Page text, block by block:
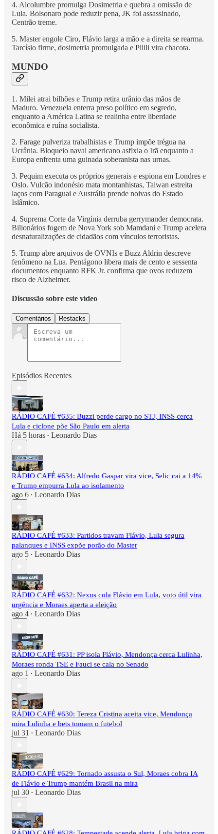
4. Alcolumbre promulga Dosimetria e quebra a omissão de
Lula. Bolsonaro pode reduzir pena, JK foi assassinado,
Centrão treme.
5. Master engole Ciro, Flávio larga a mão e a direita se rearma.
Tarcísio firme, dosimetria promulgada e Pilili vira chacota.
MUNDO
1. Milei atrai bilhões e Trump retira urânio das mãos de
Maduro. Venezuela enterra preso político em segredo,
enquanto a América Latina se realinha entre liberdade
econômica e ruína socialista.
2. Farage pulveriza trabalhistas e Trump impõe trégua na
Ucrânia. Bloqueio naval americano asfixia o Irã enquanto a
Europa enfrenta uma guinada soberanista nas urnas.
3. Pequim executa os próprios generais e espiona em Londres e
Oslo. Vulcão indonésio mata montanhistas, Taiwan estreita
laços com Paraguai e Austrália prende noivas do Estado
Islâmico.
4. Suprema Corte da Virgínia derruba gerrymander democrata.
Bilionários fogem de Nova York sob Mamdani e Trump acelera
desnaturalizações de cidadãos com vínculos terroristas.
5. Trump abre arquivos de OVNIs e Buzz Aldrin descreve
fenômeno na Lua. Pentágono libera mais de cento e sessenta
documentos enquanto RFK Jr. confirma que ovos reduzem
risco de Alzheimer.
Discussão sobre este vídeo
Comentários Restacks
Episódios Recentes
RÁDIO CAFÉ #635: Buzzi perde cargo no STJ, INSS cerca
Lula e ciclone põe São Paulo em alerta
Há 5 horas • Leonardo Dias
RÁDIO CAFÉ #634: Alfredo Gaspar vira vice, Selic cai a 14%
e Trump empurra Lula ao isolamento
ago 6 • Leonardo Dias
RÁDIO CAFÉ #633: Partidos travam Flávio, Lula segura
palanques e INSS expõe porão do Master
ago 5 • Leonardo Dias
RÁDIO CAFÉ #632: Nexus cola Flávio em Lula, voto útil vira
urgência e Moraes aperta a eleição
ago 4 • Leonardo Dias
RÁDIO CAFÉ #631: PP isola Flávio, Mendonça cerca Lulinha,
Moraes ronda TSE e Fauci se cala no Senado
ago 1 • Leonardo Dias
RÁDIO CAFÉ #630: Tereza Cristina aceita vice, Mendonça
mira Lulinha e bets tomam o futebol
jul 31 • Leonardo Dias
RÁDIO CAFÉ #629: Tornado assusta o Sul, Moraes cobra IA
de Flávio e Trump mantém Brasil na mira
jul 30 • Leonardo Dias